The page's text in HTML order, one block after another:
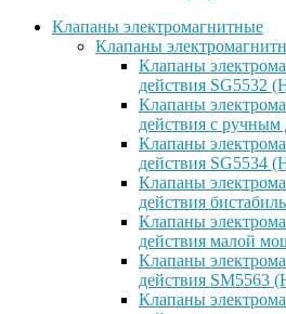
Клапаны электромагнитные
Клапаны
Клапаны
действия SG5532
Клапаны
действия с
Клапаны
действия SG5534
Клапаны
действия
Клапаны
действия малой
Клапаны
действия SM5563
Клапаны